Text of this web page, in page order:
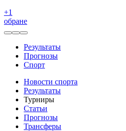
+1
обране
Результаты
Прогнозы
Спорт
Новости спорта
Результаты
Турниры
Статьи
Прогнозы
Трансферы